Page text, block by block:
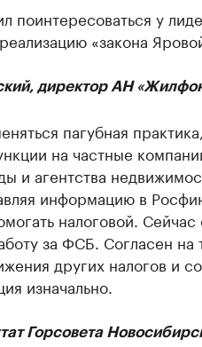
поинтересоваться у
«закона
директор АН
пагубная
на частные
и агентства
информацию в
налоговой.
за ФСБ. Согласен на
других налогов и
изначально.
Горсовета